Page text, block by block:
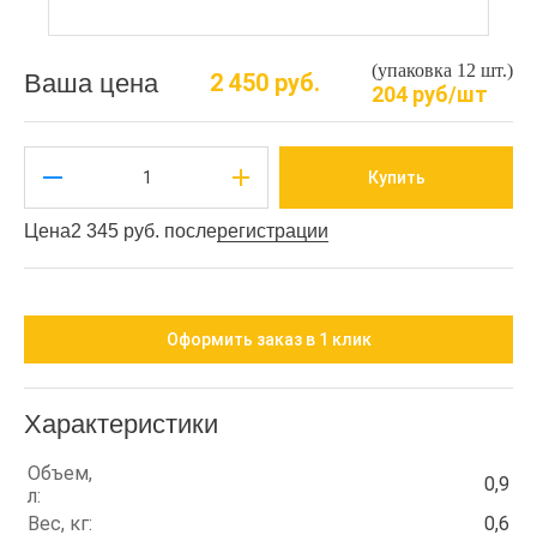
Ваша цена 2 450 руб. (упаковка 12 шт.)
204 руб/шт
Купить
Цена2 345 руб. послерегистрации
Оформить заказ в 1 клик
Характеристики
Объем,
л:
0,9
Вес, кг:
0,6